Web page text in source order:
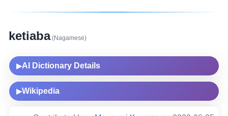
ketiaba(Nagamese)
▶AI Dictionary Details
▶Wikipedia